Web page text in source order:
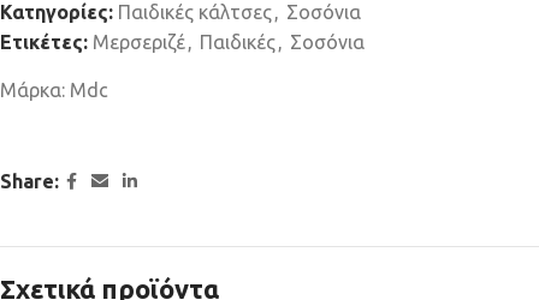
Κατηγορίες: Παιδικές κάλτσες, Σοσόνια
Ετικέτες: Μερσεριζέ, Παιδικές, Σοσόνια
Μάρκα: Mdc
Share:
Σχετικά προϊόντα